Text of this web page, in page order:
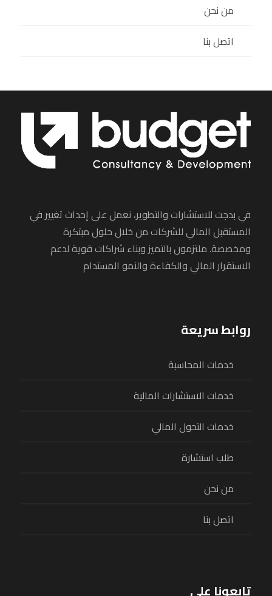
من نحن
اتصل بنا
في بدجت للاستشارات والتطوير، نعمل على إحداث تغيير في
المستقبل المالي للشركات من خلال حلول مبتكرة
ومخصصة. ملتزمون بالتميز وبناء شراكات قوية لدعم
الاستقرار المالي والكفاءة والنمو المستدام
روابط سريعة
خدمات المحاسبة
خدمات الاستشارات المالية
خدمات التحول المالي
طلب استشارة
من نحن
اتصل بنا
تابعونا على